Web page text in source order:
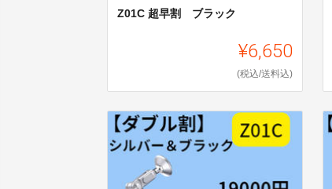
Z01C 超早割 ブラック
¥6,650
(税込/送料込)